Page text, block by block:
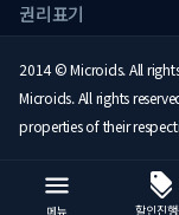
권리표기
2014 © Microids. All
Microids. All rights
properties of their
메뉴 할인진